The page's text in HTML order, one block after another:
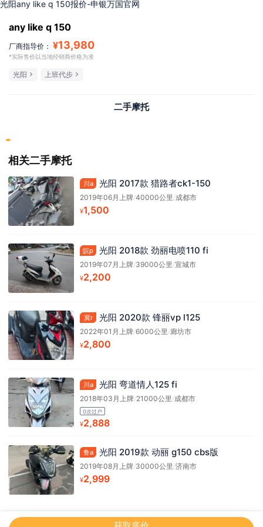
光阳any like q 150报价-申银万国官网
any like q 150
厂商指导价： ¥13,980
*实际售价以当地经销商价格为准
光阳 上班代步
二手摩托
相关二手摩托
川a 光阳 2017款 猎路者ck1-150
2019年06月上牌/40000公里 /成都市
¥1,500
皖p 光阳 2018款 劲丽电喷110 fi
2019年07月上牌/39000公里 /宣城市
¥2,200
冀r 光阳 2020款 锋丽vp l125
2022年01月上牌/6000公里 /廊坊市
¥2,800
川a 光阳 弯道情人125 fi
2018年03月上牌/21000公里 /成都市
0次过户
¥2,888
鲁a 光阳 2019款 动丽 g150 cbs版
2019年08月上牌/30000公里 /济南市
¥2,999